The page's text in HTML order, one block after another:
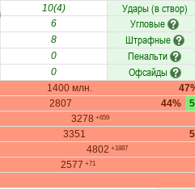
10(4) Удары (в створ)
6 Угловые
8 Штрафные
0 Пенальти
0 Офсайды
1400 млн.
2807 44%
3278 +659
3351
4802 +1887
2577 +71